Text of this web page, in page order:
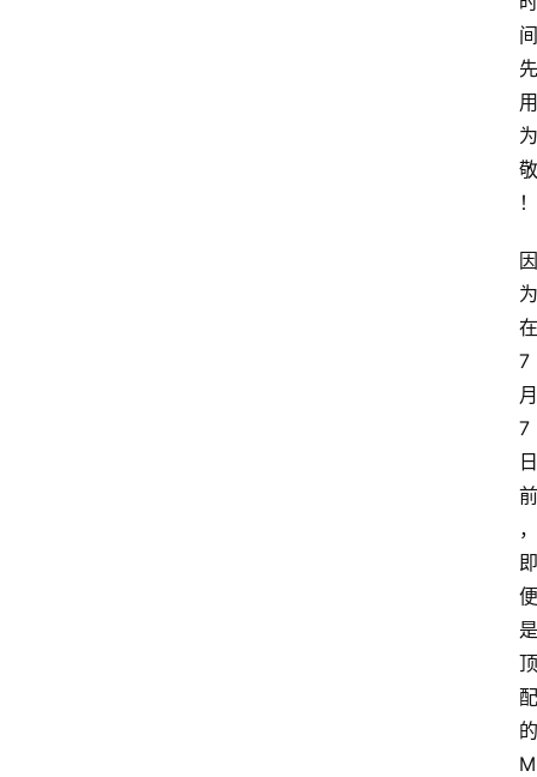
间
先
用
为
敬
！
因
为
在
7
月
7
日
前
，
即
便
是
顶
配
的
M